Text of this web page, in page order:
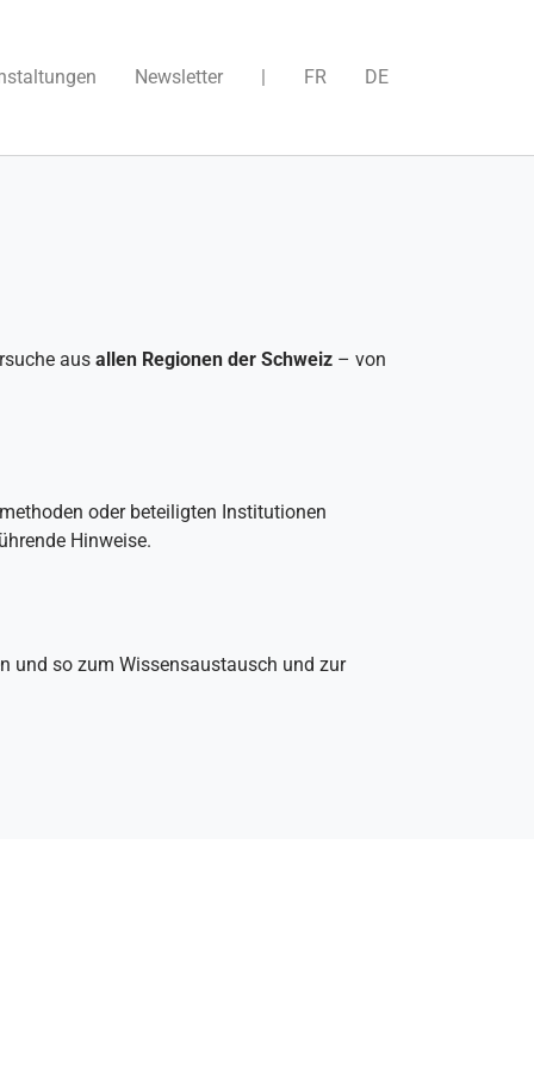
Newsletter | FR DE
aus allen Regionen der Schweiz – von
oder beteiligten Institutionen
Hinweise.
und so zum Wissensaustausch und zur